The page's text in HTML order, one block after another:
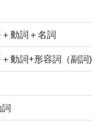
＋動詞＋名詞
＋動詞+形容詞（副詞)
詞